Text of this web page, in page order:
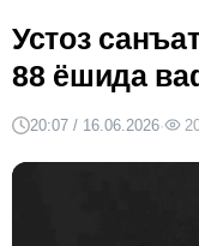
Устоз
88 ёшида
20:07 / 16.06.2026·